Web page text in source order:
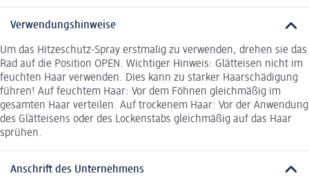
Verwendungshinweise
Um das Hitzeschutz-Spray erstmalig zu verwenden, drehen sie das
Rad auf die Position OPEN. Wichtiger Hinweis: Glätteisen nicht im
feuchten Haar verwenden. Dies kann zu starker Haarschädigung
führen! Auf feuchtem Haar: Vor dem Föhnen gleichmäßig im
gesamten Haar verteilen. Auf trockenem Haar: Vor der Anwendung
des Glätteisens oder des Lockenstabs gleichmäßig auf das Haar
sprühen.
Anschrift des Unternehmens